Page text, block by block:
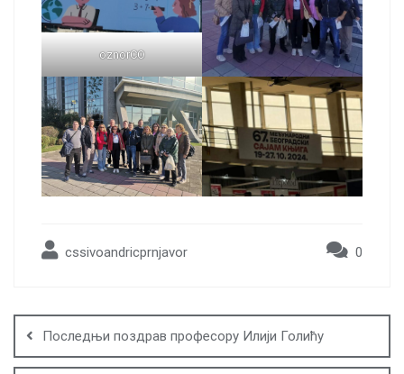
oznorCO
cssivoandricprnjavor 0
navigation
Последњи поздрав професору Илији Голићу